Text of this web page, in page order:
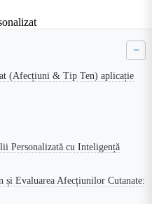
−
(Afecțiuni & Tip Ten) aplicație
Personalizată cu Inteligență
și Evaluarea Afecțiunilor Cutanate: